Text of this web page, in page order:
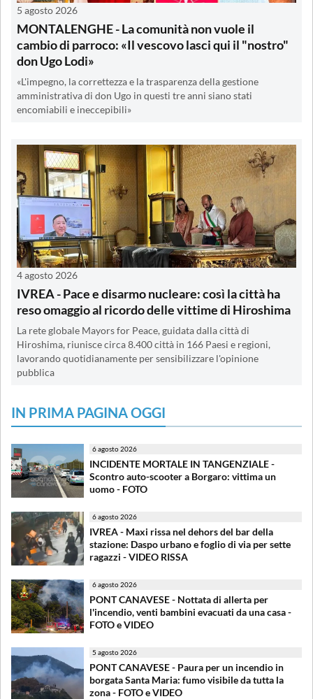
5 agosto 2026
MONTALENGHE - La comunità non vuole il
cambio di parroco: «Il vescovo lasci qui il "nostro"
don Ugo Lodi»
«L'impegno, la correttezza e la trasparenza della gestione
amministrativa di don Ugo in questi tre anni siano stati
encomiabili e ineccepibili»
4 agosto 2026
IVREA - Pace e disarmo nucleare: così la città ha
reso omaggio al ricordo delle vittime di Hiroshima
La rete globale Mayors for Peace, guidata dalla città di
Hiroshima, riunisce circa 8.400 città in 166 Paesi e regioni,
lavorando quotidianamente per sensibilizzare l'opinione
pubblica
IN PRIMA PAGINA OGGI
6 agosto 2026
INCIDENTE MORTALE IN TANGENZIALE -
Scontro auto-scooter a Borgaro: vittima un
uomo - FOTO
6 agosto 2026
IVREA - Maxi rissa nel dehors del bar della
stazione: Daspo urbano e foglio di via per sette
ragazzi - VIDEO RISSA
6 agosto 2026
PONT CANAVESE - Nottata di allerta per
l'incendio, venti bambini evacuati da una casa -
FOTO e VIDEO
5 agosto 2026
PONT CANAVESE - Paura per un incendio in
borgata Santa Maria: fumo visibile da tutta la
zona - FOTO e VIDEO